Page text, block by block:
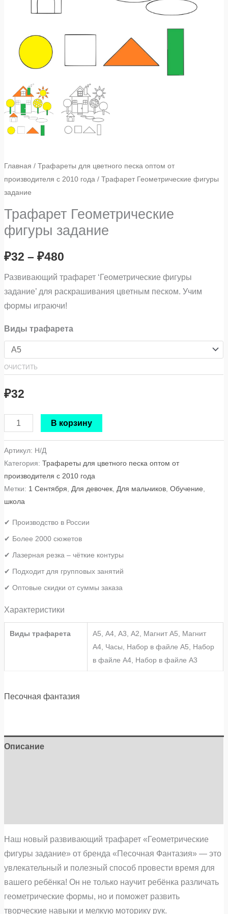
Главная /Трафареты для цветного песка оптом от
производителя с 2010 года / Трафарет Геометрические фигуры
задание
Трафарет Геометрические
фигуры задание
₽32 – ₽480
Развивающий трафарет ‘Геометрические фигуры
задание’ для раскрашивания цветным песком. Учим
формы играючи!
Виды трафарета
ОЧИСТИТЬ
₽32
В корзину
Артикул: Н/Д
Категория:Трафареты для цветного песка оптом от
производителя с 2010 года
Метки: 1 Сентября Для девочек Для мальчиков ,Обучение
школа
✔ Производство в России
✔ Более 2000 сюжетов
✔ Лазерная резка – чёткие контуры
✔ Подходит для групповых занятий
✔ Оптовые скидки от суммы заказа
Характеристики
Виды трафарета
А5, А4, А3, А2, Магнит А5, Магнит
А4, Часы, Набор в файле А5, Набор
в файле А4, Набор в файле А3
Песочная фантазия
Описание
Наш новый развивающий трафарет «Геометрические
фигуры задание» от бренда «Песочная Фантазия» — это
увлекательный и полезный способ провести время для
вашего ребёнка! Он не только научит ребёнка различать
геометрические формы, но и поможет развить
творческие навыки и мелкую моторику рук.